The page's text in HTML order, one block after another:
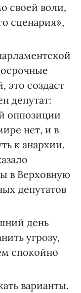
своей воли,
сценария»,
это создаст
депутат:
оппозиции
нет, и в
к анархии.
в Верховную
депутатов
день
угрозу,
спокойно
варианты.